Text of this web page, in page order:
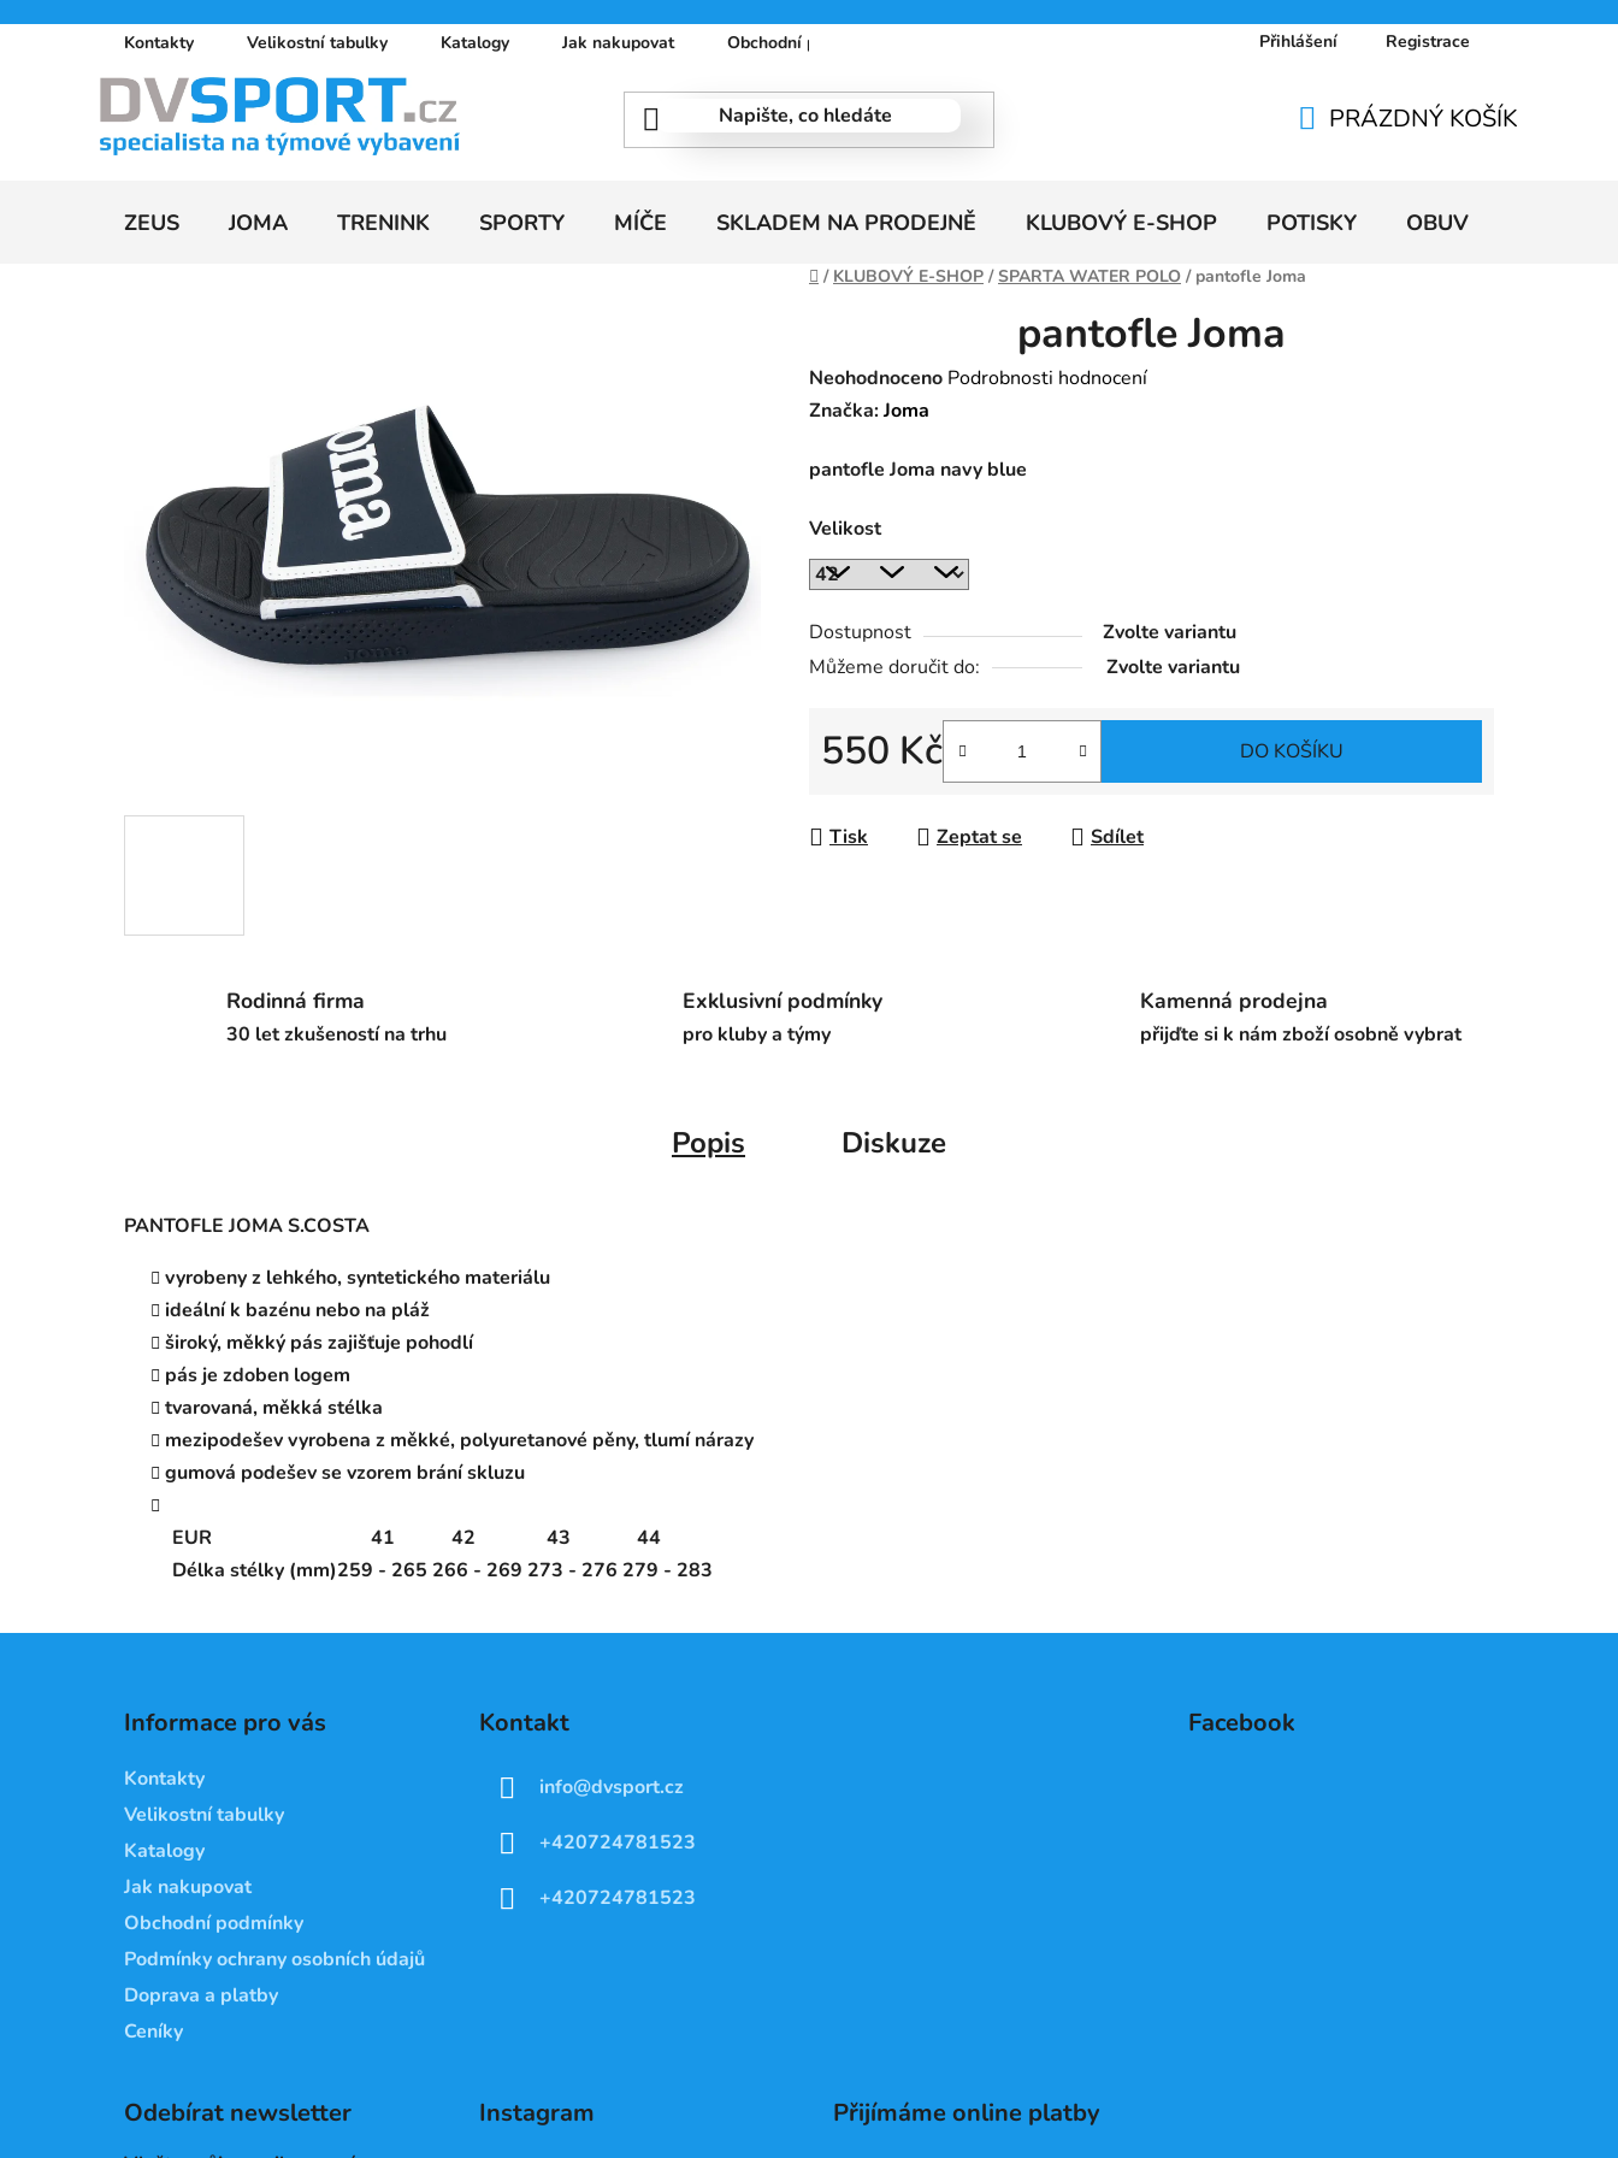
Kontakty Velikostní tabulky Katalogy Jak nakupovat Obchodní podmínky Doprava a platby Ceníky
Přihlášení Registrace
KOŠÍK
PRÁZDNÝ KOŠÍK
ZEUS JOMA TRENINK SPORTY MÍČE SKLADEM NA PRODEJNĚ KLUBOVÝ E-SHOP POTISKY OBUV
Domů
/ KLUBOVÝ E-SHOP / SPARTA WATER POLO / pantofle Joma
pantofle Joma
Průměrné
hodnocení
je
z
5
Neohodnoceno Podrobnosti hodnocení
Značka:Joma
pantofle Joma navy blue
Velikost
Dostupnost
Zvolte variantu
Můžeme doručit do:
Zvolte variantu
550 Kč DO KOŠÍKU
Tisk Zeptat se Sdílet
Rodinná firma
30 let zkušeností na trhu
Exklusivní podmínky
pro kluby a týmy
Kamenná prodejna
přijďte si k nám zboží osobně vybrat
Popis Diskuze
PANTOFLE JOMA S.COSTA
vyrobeny z lehkého, syntetického materiálu
ideální k bazénu nebo na pláž
široký, měkký pás zajišťuje pohodlí
pás je zdoben logem
tvarovaná, měkká stélka
mezipodešev vyrobena z měkké, polyuretanové pěny, tlumí nárazy
gumová podešev se vzorem brání skluzu
EUR 41 42 43
44
Délka stélky (mm)259 - 265 266 - 269 273 - 276 279 - 283
Informace pro vás
Kontakty
Velikostní tabulky
Katalogy
Jak nakupovat
Obchodní podmínky
Podmínky ochrany osobních údajů
Doprava a platby
Ceníky
Kontakt
info@dvsport.cz
+420724781523
+420724781523
Facebook
Odebírat newsletter Instagram Přijímáme online platby